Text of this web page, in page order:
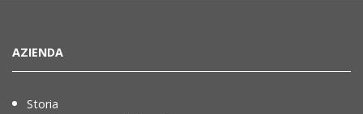
AZIENDA
Storia